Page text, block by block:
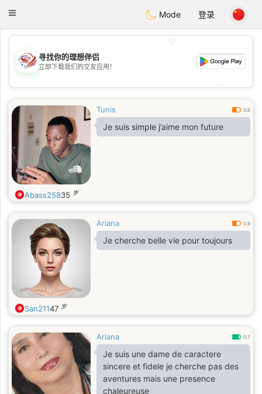
Dating
Toggle
Mode 登录
💖
💕
寻找你的理想伴侣
立即下载我们的交友应用！
Tunis 0.6
Je suis simple j’aime mon future
Abass25835 岁
Ariana 0.6
Je cherche belle vie pour toujours
San21147 岁
Ariana 0.7
Je suis une dame de caractere
sincere et fidele je cherche pas des
aventures mais une presence
chaleureuse